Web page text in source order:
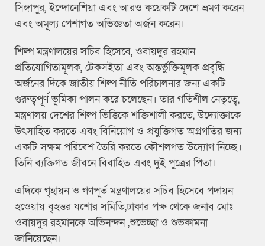
সিঙ্গাপুর, ইন্দোনেশিয়া এবং আরও কয়েকটি দেশে ভ্রমণ করেন
এবং অমূল্য পেশাগত অভিজ্ঞতা অর্জন করেন।
শিল্প মন্ত্রণালয়ের সচিব হিসেবে, ওবায়দুর রহমান
প্রতিযোগিতামূলক, টেকসইতা এবং অন্তর্ভুক্তিমূলক প্রবৃদ্ধি
অর্জনের দিকে জাতীয় শিল্প নীতি পরিচালনার জন্য একটি
গুরুত্বপূর্ণ ভূমিকা পালন করে চলেছেন। তার গতিশীল নেতৃত্বে,
মন্ত্রণালয় দেশের শিল্প ভিত্তিকে শক্তিশালী করতে, উদ্যোক্তাকে
উৎসাহিত করতে এবং বিনিয়োগ ও প্রযুক্তিগত অগ্রগতির জন্য
একটি সক্ষম পরিবেশ তৈরি করতে কৌশলগত উদ্যোগ নিচ্ছে।
তিনি ব্যক্তিগত জীবনে বিবাহিত এবং দুই পুত্রের পিতা।
এদিকে গৃহায়ন ও গণপূর্ত মন্ত্রণালয়ের সচিব হিসেবে পদায়ন
হওেয়ায় বৃহত্তর যশোর সমিতি,ঢাকার পক্ষ থেকে জনাব মোঃ
ওবায়দুর রহমানকে অভিনন্দন ,শুভেচ্ছা ও শুভকামনা
জানিয়েছেন।